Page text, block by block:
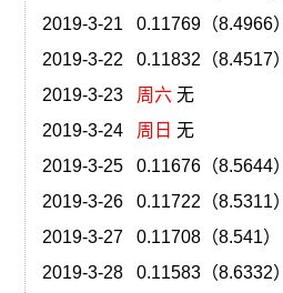
2019-3-21 0.11769（8.4966）
2019-3-22 0.11832（8.4517）
2019-3-23 周六无
2019-3-24 周日 无
2019-3-25 0.11676（8.5644）
2019-3-26 0.11722（8.5311）
2019-3-27 0.11708（8.541）
2019-3-28 0.11583（8.6332）